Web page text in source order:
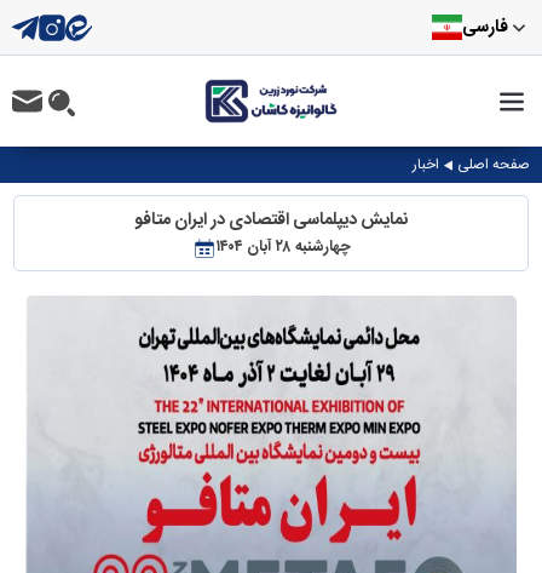
فارسی
صفحه اصلی اخبار
نمایش دیپلماسی اقتصادی در ایران متافو
چهارشنبه ۲۸ آبان ۱۴۰۴